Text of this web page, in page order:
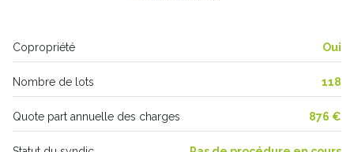
Copropriété Oui
Nombre de lots 118
Quote part annuelle des charges 876 €